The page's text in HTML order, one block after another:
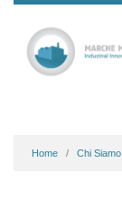
Home Chi Siamo